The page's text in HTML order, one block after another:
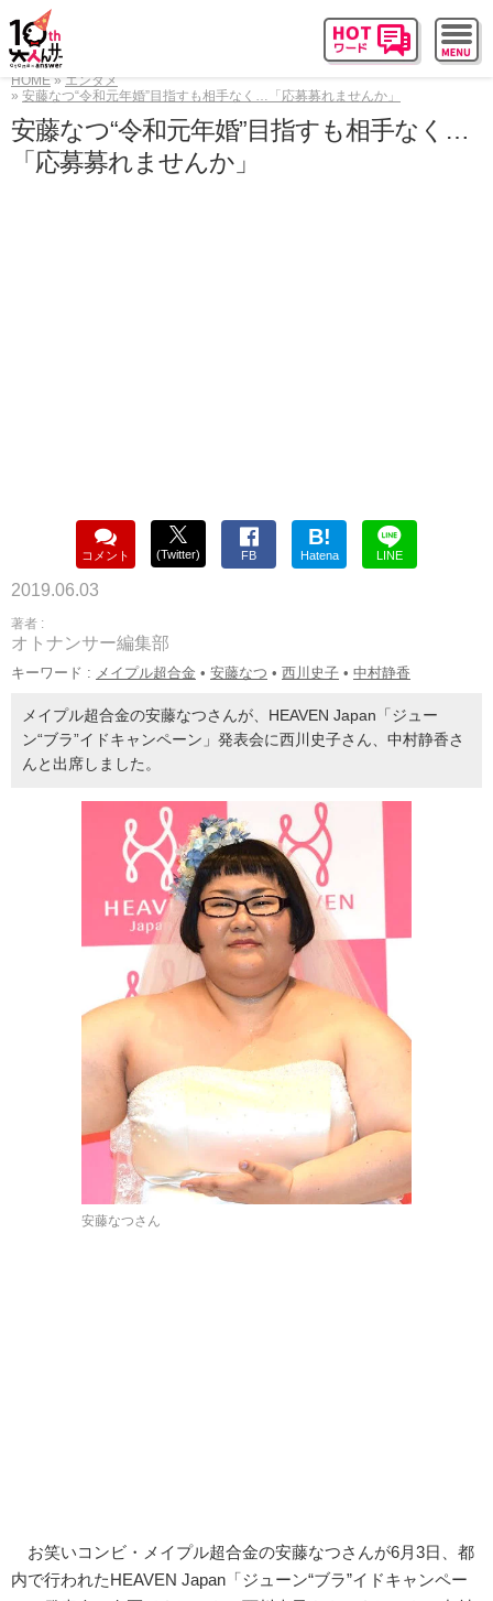
HOME
エンタメ
安藤なつ“令和元年婚”目指すも相手なく…「応募募れませんか」
安藤なつ“令和元年婚”目指すも相手なく…
「応募募れませんか」
コメント (Twitter) FB
B!
Hatena LINE
2019.06.03
著者 :
オトナンサー編集部
キーワード : メイプル超合金 • 安藤なつ • 西川史子 • 中村静香
メイプル超合金の安藤なつさんが、HEAVEN Japan「ジュー
ン“ブラ”イドキャンペーン」発表会に西川史子さん、中村静香さ
んと出席しました。
安藤なつさん
お笑いコンビ・メイプル超合金の安藤なつさんが6月3日、都
内で行われたHEAVEN Japan「ジューン“ブラ”イドキャンペー